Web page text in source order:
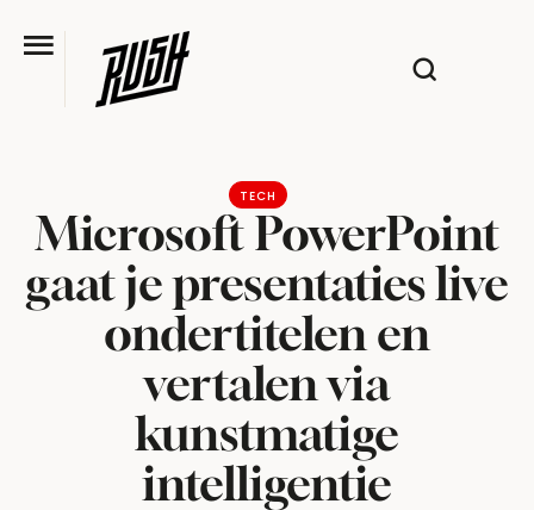
TECH
Microsoft PowerPoint
gaat je presentaties live
ondertitelen en
vertalen via
kunstmatige
intelligentie